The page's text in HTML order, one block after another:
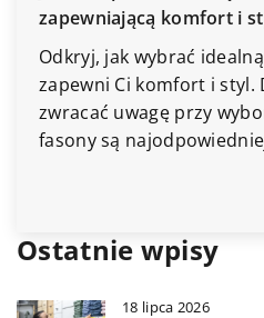
Zestawienie
cechy: ofertę,
oraz grupę docelową.
zarówno zakres
Ostatnie wpisy
18 lipca 2026